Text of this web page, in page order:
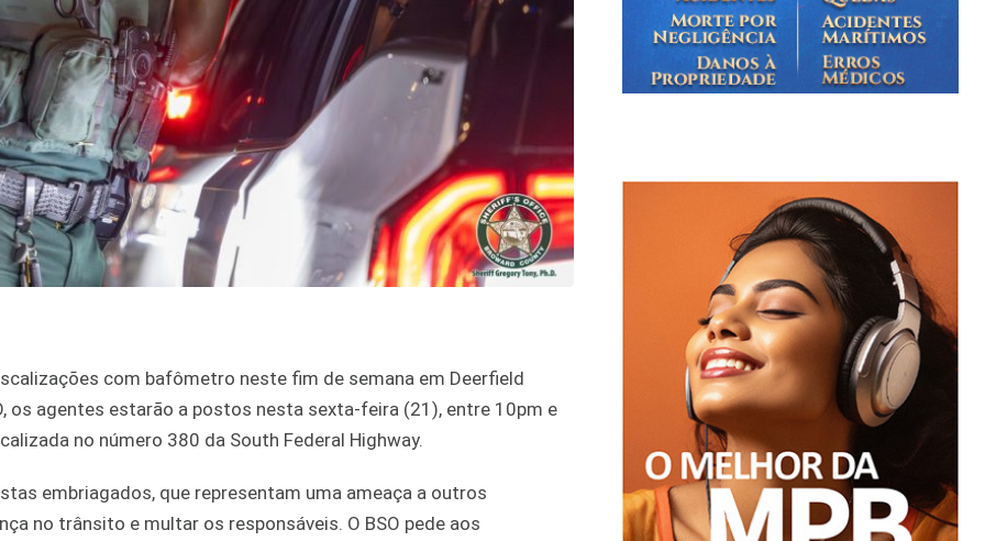
com bafômetro neste fim de semana em Deerfield
os agentes estarão a postos nesta sexta-feira (21), entre 10pm e
no número 380 da South Federal Highway.
embriagados, que representam uma ameaça a outros
no trânsito e multar os responsáveis. O BSO pede aos